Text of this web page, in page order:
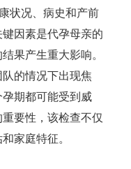
状况、病史和产前
因素是代孕母亲的
果产生重大影响。
的情况下出现焦
期都可能受到威
要性，该检查不仅
家庭特征。